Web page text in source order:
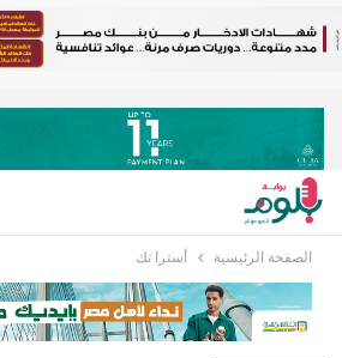
الصفحة الرئيسية أسترا تك